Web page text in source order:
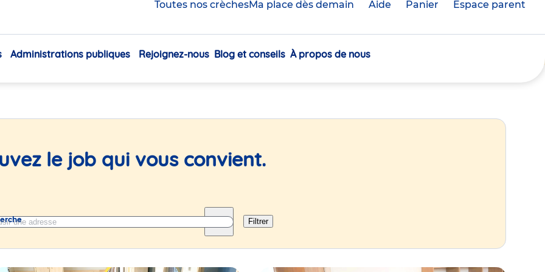
Toutes nos crèchesMa place dès demain Aide Panier crèche(s)
Espace parent
Navigation
Administrations publiques Rejoignez-nous Blog et conseils À propos de nous
en crèche et au siège
le job qui vous convient.
Filtrer